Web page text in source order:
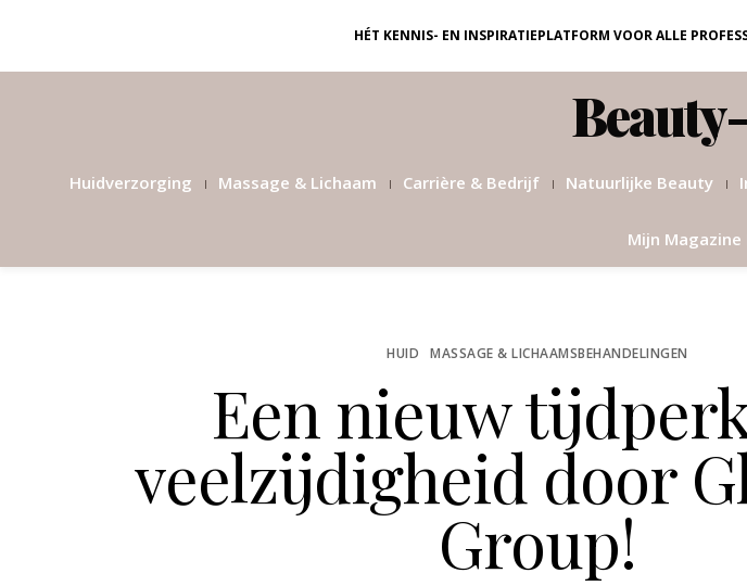
HÉT KENNIS- EN INSPIRATIEPLATFORM VOOR ALLE
Huidverzorging Massage & Lichaam Carrière & Bedrijf Natuurlijke Beauty
Mijn Magazine
HUID MASSAGE & LICHAAMSBEHANDELINGEN
Een nieuw
veelzijdigheid door
Group!